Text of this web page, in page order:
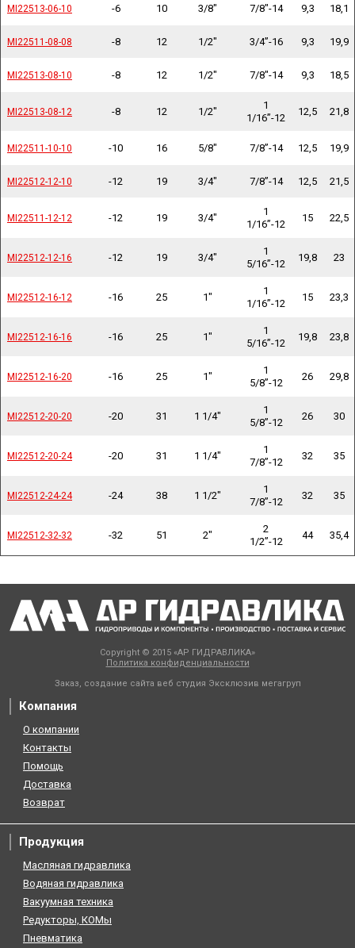
MI22513-06-10 -6 10 3/8" 7/8"-14 9,3 18,1
MI22511-08-08 -8 12 1/2" 3/4”-16 9,3 19,9
MI22513-08-10 -8 12 1/2" 7/8"-14 9,3 18,5
MI22513-08-12 -8 12 1/2"
1
1/16”-12
12,5 21,8
MI22511-10-10 -10 16 5/8" 7/8”-14 12,5 19,9
MI22512-12-10 -12 19 3/4" 7/8”-14 12,5 21,5
MI22511-12-12 -12 19 3/4"
1
1/16”-12
15 22,5
MI22512-12-16 -12 19 3/4"
1
5/16”-12
19,8 23
MI22512-16-12 -16 25 1"
1
1/16”-12
15 23,3
MI22512-16-16 -16 25 1"
1
5/16”-12
19,8 23,8
MI22512-16-20 -16 25 1"
1
5/8”-12
26 29,8
MI22512-20-20 -20 31 1 1/4"
1
5/8”-12
26 30
MI22512-20-24 -20 31 1 1/4"
1
7/8”-12
32 35
MI22512-24-24 -24 38 1 1/2"
1
7/8”-12
32 35
MI22512-32-32 -32 51 2"
2
1/2”-12
44 35,4
MI22513-06-10
MI22511-08-08
MI22513-08-10
MI22513-08-12
MI22511-10-10
MI22512-12-10
MI22511-12-12
MI22512-12-16
MI22512-16-12
MI22512-16-16
MI22512-16-20
MI22512-20-20
MI22512-20-24
MI22512-24-24
MI22512-32-32
Copyright © 2015 «АР ГИДРАВЛИКА»
Политика конфиденциальности
Заказ, создание сайта веб студия Эксклюзив мегагруп
Компания
О компании
Контакты
Помощь
Доставка
Возврат
Продукция
Масляная гидравлика
Водяная гидравлика
Вакуумная техника
Редукторы, КОМы
Пневматика